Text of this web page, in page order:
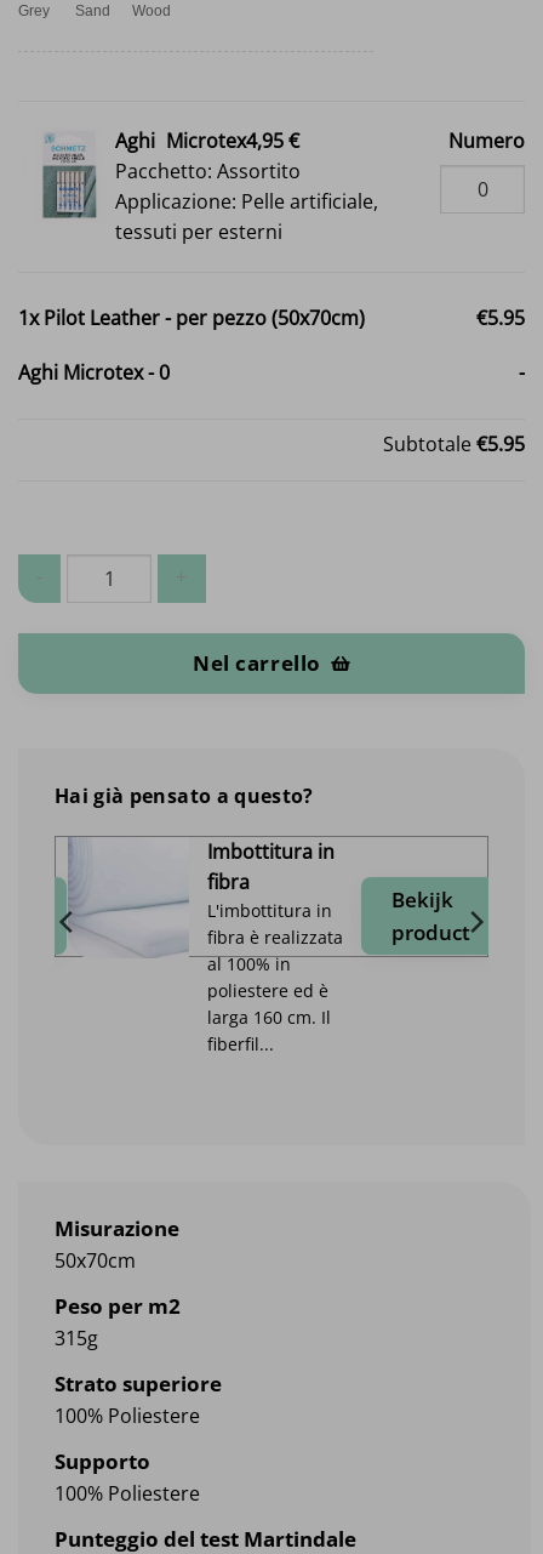
Grey Sand Wood
Aghi Microtex4,95 €
Pacchetto: Assortito
Applicazione: Pelle artificiale,
tessuti per esterni
Numero
1xPilot Leather - per pezzo (50x70cm) €5.95
Aghi Microtex-0 -
Subtotale€5.95
Pilot Leather - per pezzo (50x70cm) quantità
Nel carrello
Misurazione
50x70cm
Peso per m2
315g
Strato superiore
100% Poliestere
Supporto
100% Poliestere
Punteggio del test Martindale
Hai già pensato a questo?
Imbottitura in
fibra
L'imbottitura in
fibra è realizzata
al 100% in
poliestere ed è
larga 160 cm. Il
fiberfil...
Bekijk
product